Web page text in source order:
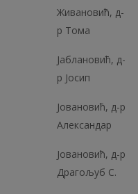
Живановић, д-
р Тома
Јаблановић, д-
р Јосип
Јовановић, д-р
Александар
Јовановић, д-р
Драгољуб С.